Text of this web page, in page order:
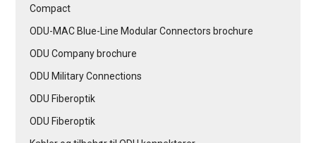
Compact
ODU-MAC Blue-Line Modular Connectors brochure
ODU Company brochure
ODU Military Connections
ODU Fiberoptik
ODU Fiberoptik